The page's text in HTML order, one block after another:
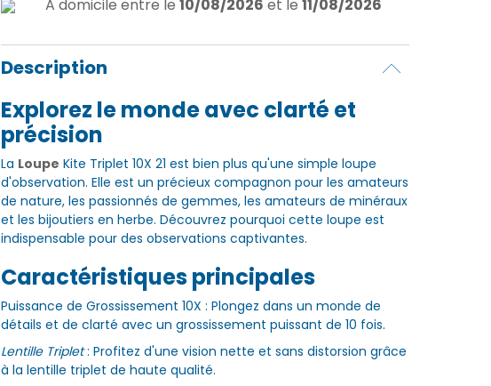
A domicile entre le 10/08/2026 et le 11/08/2026
Description
Explorez le monde avec clarté et
précision
La Loupe Kite Triplet 10X 21 est bien plus qu'une simple loupe
d'observation. Elle est un précieux compagnon pour les amateurs
de nature, les passionnés de gemmes, les amateurs de minéraux
et les bijoutiers en herbe. Découvrez pourquoi cette loupe est
indispensable pour des observations captivantes.
Caractéristiques principales
Puissance de Grossissement 10X : Plongez dans un monde de
détails et de clarté avec un grossissement puissant de 10 fois.
Lentille Triplet: Profitez d'une vision nette et sans distorsion grâce
à la lentille triplet de haute qualité.